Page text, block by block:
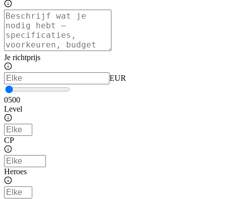
Je richtprijs
EUR
0500
Level
CP
Heroes